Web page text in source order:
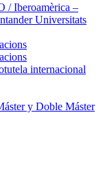
/ Iberoamèrica –
Universitats
internacional
y Doble Máster